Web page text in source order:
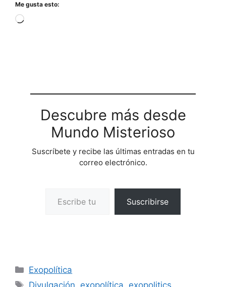
Me gusta esto:
Cargando...
Descubre más desde
Mundo Misterioso
Suscríbete y recibe las últimas entradas en tu
correo electrónico.
Suscribirse
Categorías
Exopolítica
Etiquetas